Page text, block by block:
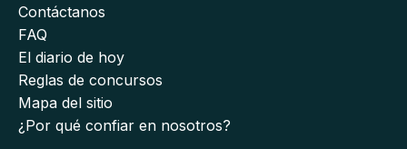
Contáctanos
FAQ
El diario de hoy
Reglas de concursos
Mapa del sitio
¿Por qué confiar en nosotros?